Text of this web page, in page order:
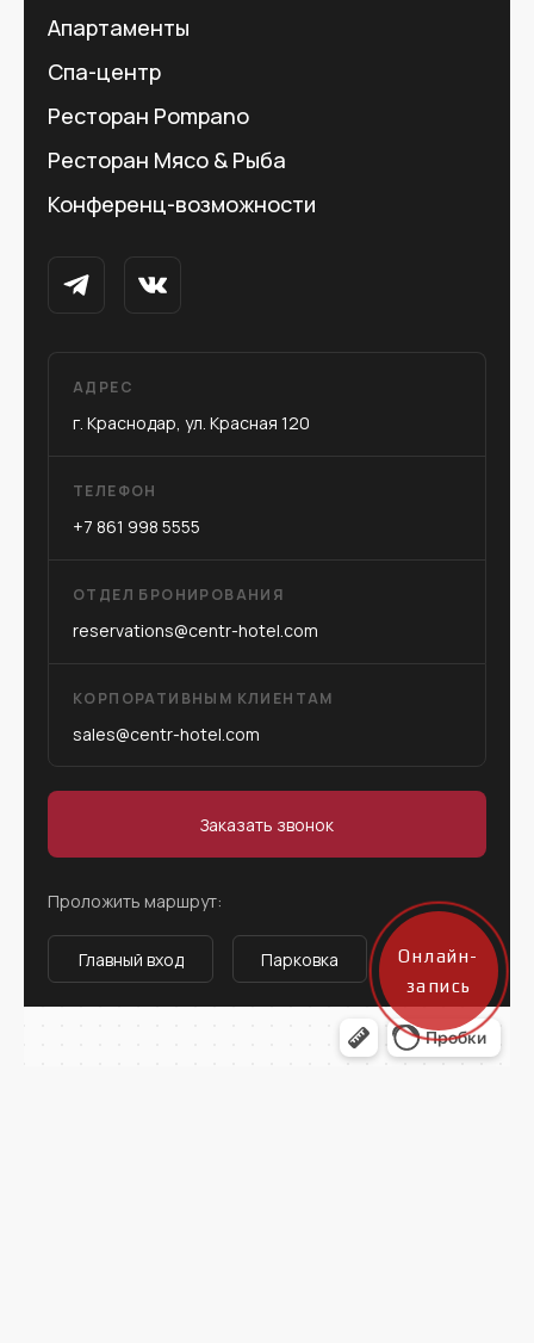
Апартаменты
Спа-центр
Ресторан Pompano
Ресторан Мясо & Рыба
Конференц-возможности
АДРЕС
г. Краснодар, ул. Красная 120
ТЕЛЕФОН
+7 861 998 5555
ОТДЕЛ БРОНИРОВАНИЯ
reservations@centr-hotel.com
КОРПОРАТИВНЫМ КЛИЕНТАМ
sales@centr-hotel.com
Заказать звонок
Проложить маршрут:
Главный вход Парковка
Онлайн-
запись